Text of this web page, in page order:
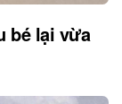
bé lại vừa